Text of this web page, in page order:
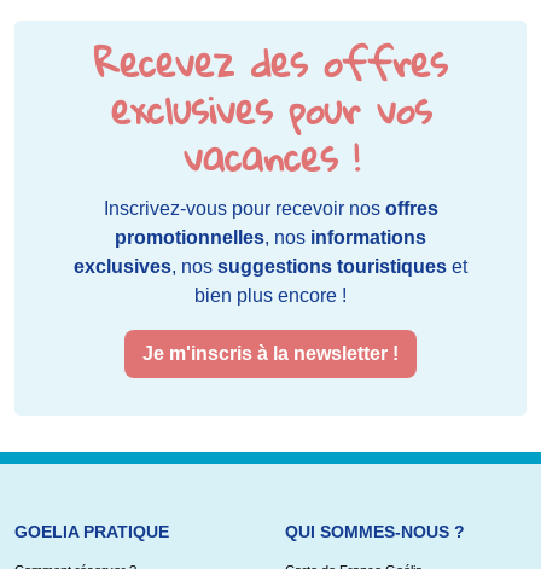
Recevez des offres
exclusives pour vos
vacances !
Inscrivez-vous pour recevoir nos offres
promotionnelles, nos informations
exclusives, nos suggestions touristiques et
bien plus encore !
Je m'inscris à la newsletter !
GOELIA PRATIQUE QUI SOMMES-NOUS ?